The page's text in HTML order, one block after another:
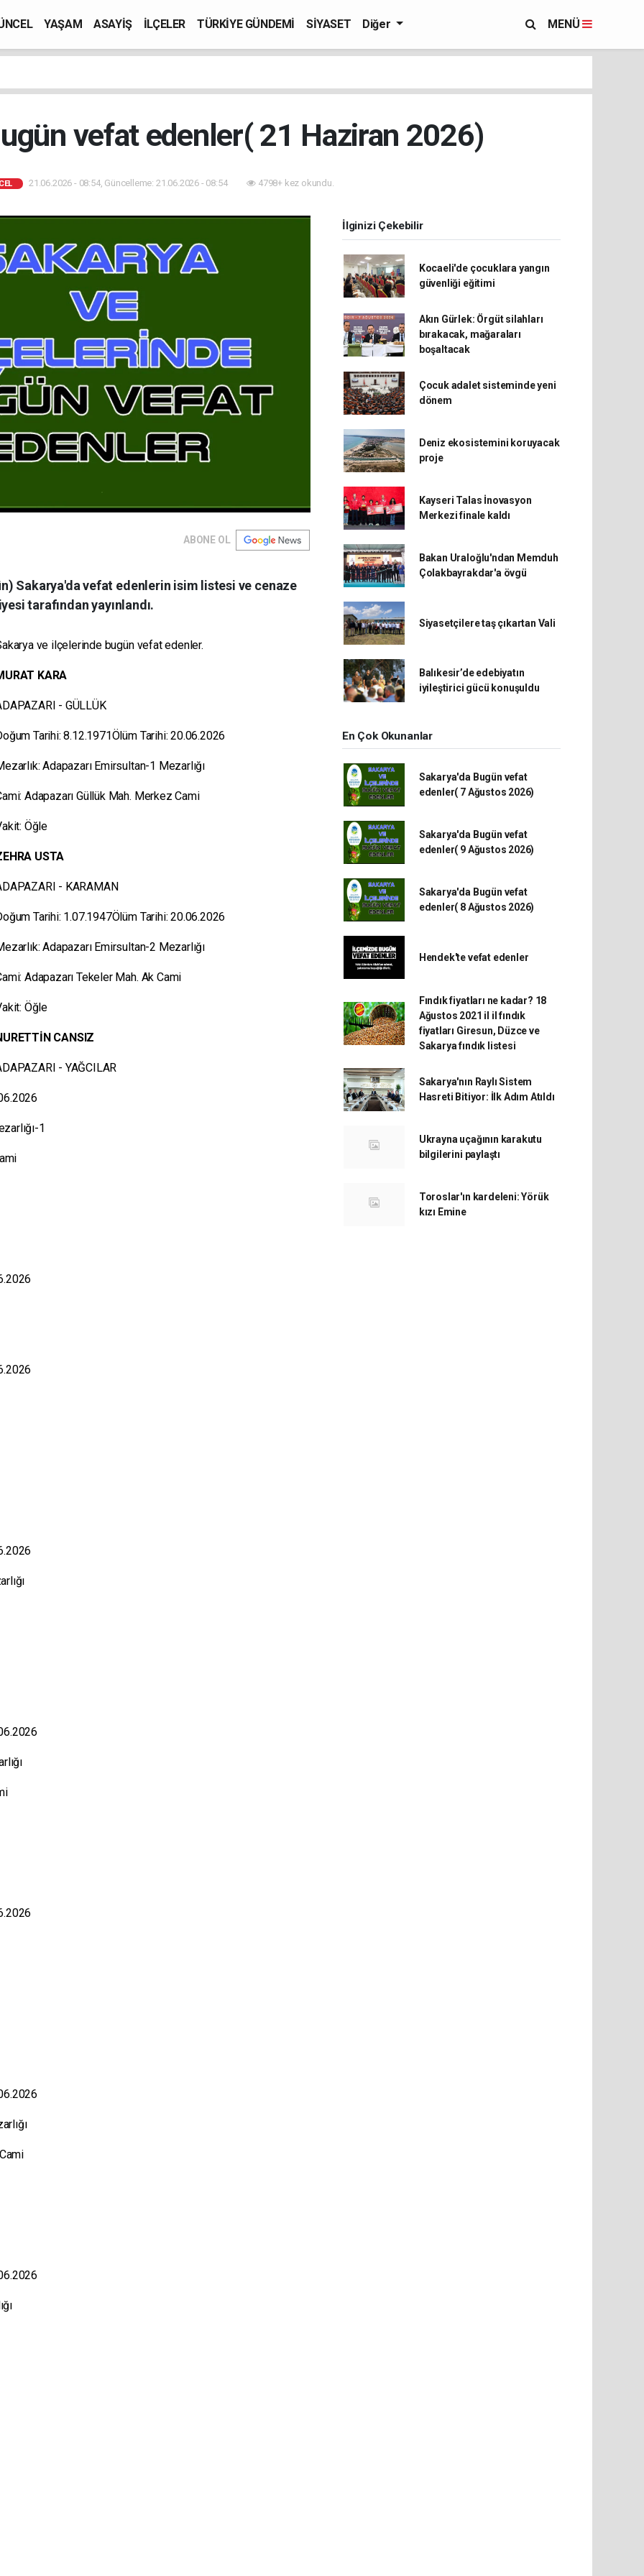
YAŞAM ASAYİŞ İLÇELER TÜRKİYE GÜNDEMİ SİYASET Diğer MENÜ
vefat edenler( 21 Haziran 2026)
21.06.2026 - 08:54, Güncelleme: 21.06.2026 - 08:54 4798+ kez okundu.
ABONE OL
Sakarya'da vefat edenlerin isim listesi ve cenaze
tarafından yayınlandı.
ve ilçelerinde bugün vefat edenler.
KARA
- GÜLLÜK
Tarihi: 8.12.1971Ölüm Tarihi: 20.06.2026
Adapazarı Emirsultan-1 Mezarlığı
Adapazarı Güllük Mah. Merkez Cami
Öğle
USTA
- KARAMAN
Tarihi: 1.07.1947Ölüm Tarihi: 20.06.2026
Adapazarı Emirsultan-2 Mezarlığı
Adapazarı Tekeler Mah. Ak Cami
Öğle
CANSIZ
- YAĞCILAR
1
İlginizi Çekebilir
Kocaeli'de çocuklara yangın
güvenliği eğitimi
Akın Gürlek: Örgüt silahları
bırakacak, mağaraları
boşaltacak
Çocuk adalet sisteminde yeni
dönem
Deniz ekosistemini koruyacak
proje
Kayseri Talas İnovasyon
Merkezi finale kaldı
Bakan Uraloğlu'ndan Memduh
Çolakbayrakdar'a övgü
Siyasetçilere taş çıkartan Vali
Balıkesir’de edebiyatın
iyileştirici gücü konuşuldu
En Çok Okunanlar
Sakarya'da Bugün vefat
edenler( 7 Ağustos 2026)
Sakarya'da Bugün vefat
edenler( 9 Ağustos 2026)
Sakarya'da Bugün vefat
edenler( 8 Ağustos 2026)
Hendek'te vefat edenler
Fındık fiyatları ne kadar? 18
Ağustos 2021 il il fındık
fiyatları Giresun, Düzce ve
Sakarya fındık listesi
Sakarya'nın Raylı Sistem
Hasreti Bitiyor: İlk Adım Atıldı
Ukrayna uçağının karakutu
bilgilerini paylaştı
Toroslar'ın kardeleni: Yörük
kızı Emine